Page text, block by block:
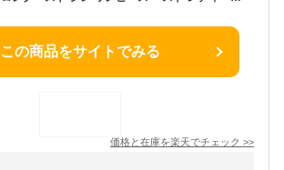
この商品をサイトでみる
価格と在庫を楽天でチェック >>